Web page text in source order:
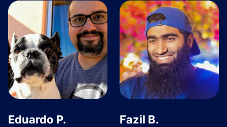
Eduardo P. Fazil B.